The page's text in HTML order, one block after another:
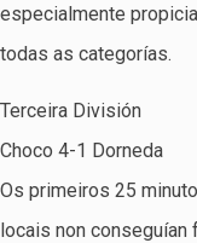
especialmente
todas as categorías.
Terceira División
Choco 4-1 Dorneda
Os primeiros 25
locais non conseguían